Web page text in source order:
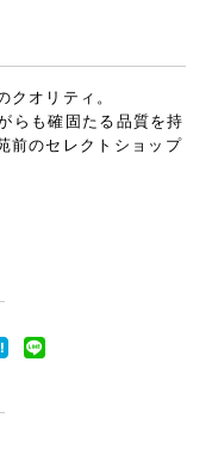
クオリティ。
らも確固たる品質を持
前のセレクトショップ